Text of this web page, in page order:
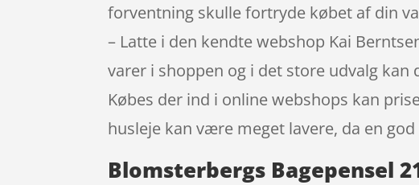
forventning skulle fortryde købet af din
– Latte i den kendte webshop Kai
varer i shoppen og i det store udvalg
Købes der ind i online webshops kan
husleje kan være meget lavere, da en
Blomsterbergs Bagepensel